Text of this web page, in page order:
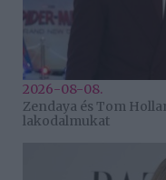
2026-08-08.
Zendaya és Tom
lakodalmukat